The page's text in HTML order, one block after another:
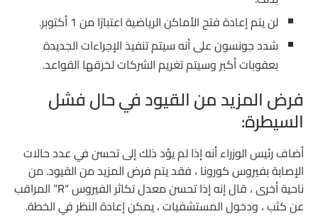
لن يتم إعادة فتح الأماكن الرياضية اعتبارًا من 1 أكتوبر.
شدد جونسون على أنه سيتم تنفيذ الإجراءات الجديدة
بعقوبات أكبر وسيتم تغريم الشركات لخرقها القواعد.
فرض المزيد من القيود في حال فشل
السيطرة:
أضاف رئيس الوزراء أنه إذا لم يؤد ذلك إلى تحسن في عدد حالات
الإصابة بفيروس كورونا ، فقد يتم فرض المزيد من القيود. من
ناحية أخرى ، قال إنه إذا تحسن معدل تكاثر الفيروس “R” المراقب
عن كثب ، ودخول المستشفيات ، يمكن إعادة النظر في الخطة.